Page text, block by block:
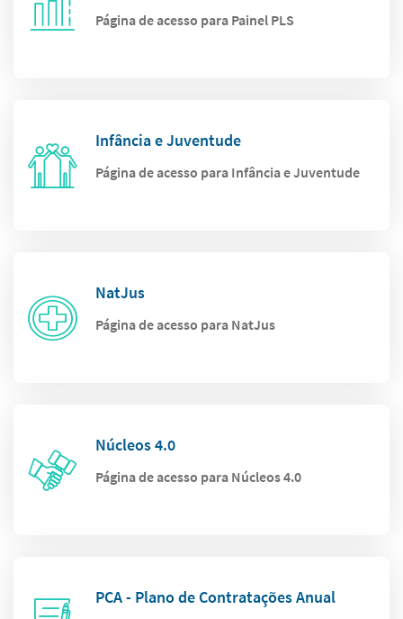
Página de acesso para Painel PLS
Infância e Juventude
Página de acesso para Infância e Juventude
NatJus
Página de acesso para NatJus
Núcleos 4.0
Página de acesso para Núcleos 4.0
PCA - Plano de Contratações Anual